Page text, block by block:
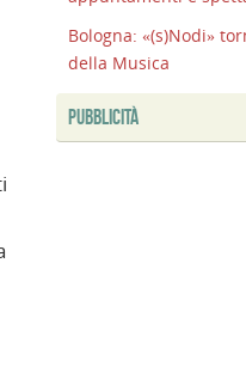
Bologna: «(s)Nodi»
della Musica
PUBBLICITÀ